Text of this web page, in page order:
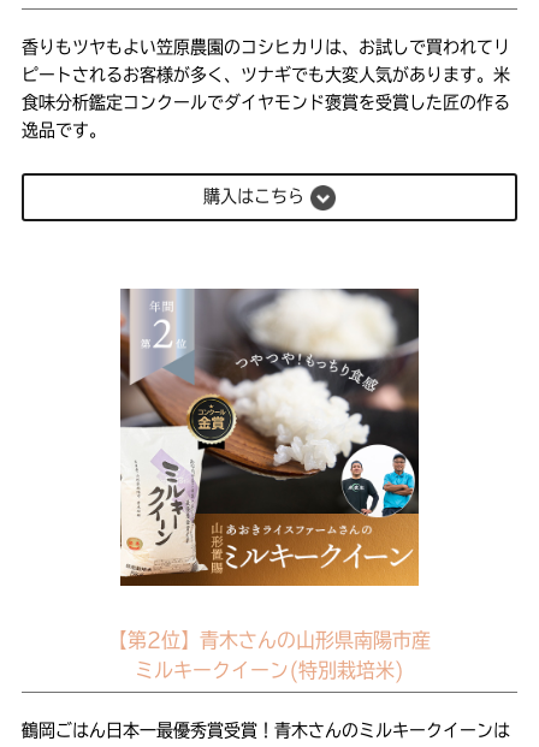
香りもツヤもよい笠原農園のコシヒカリは、お試しで買われてリ
ピートされるお客様が多く、ツナギでも大変人気があります。米
食味分析鑑定コンクールでダイヤモンド褒賞を受賞した匠の作る
逸品です。
購入はこちら
【第2位】青木さんの山形県南陽市産
ミルキークイーン(特別栽培米)
鶴岡ごはん日本一最優秀賞受賞！青木さんのミルキークイーンは